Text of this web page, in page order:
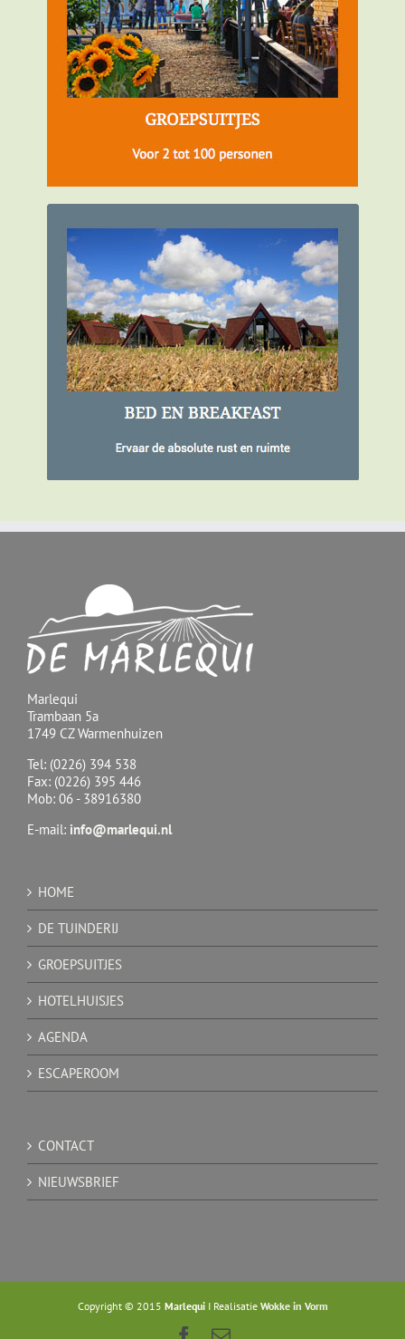
Marlequi
Trambaan 5a
1749 CZ Warmenhuizen
Tel: (0226) 394 538
Fax: (0226) 395 446
Mob: 06 - 38916380
E-mail: info@marlequi.nl
HOME
DE TUINDERIJ
GROEPSUITJES
HOTELHUISJES
AGENDA
ESCAPEROOM
CONTACT
NIEUWSBRIEF
Copyright © 2015 MarlequiI Realisatie Wokke in Vorm
Facebook
Email